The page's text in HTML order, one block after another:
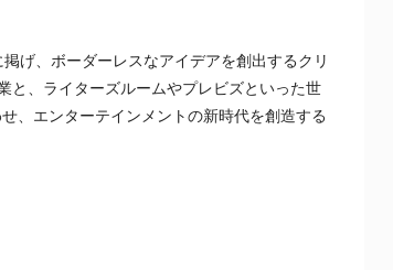
げ、ボーダーレスなアイデアを創出するクリ
と、ライターズルームやプレビズといった世
、エンターテインメントの新時代を創造する